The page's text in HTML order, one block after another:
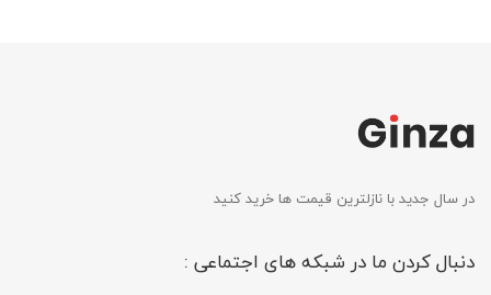
در سال جدید با نازلترین قیمت ها خرید کنید
دنبال کردن ما در شبکه های اجتماعی :